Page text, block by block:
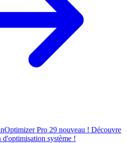
Pro 29 nouveau ! Découvre
système !